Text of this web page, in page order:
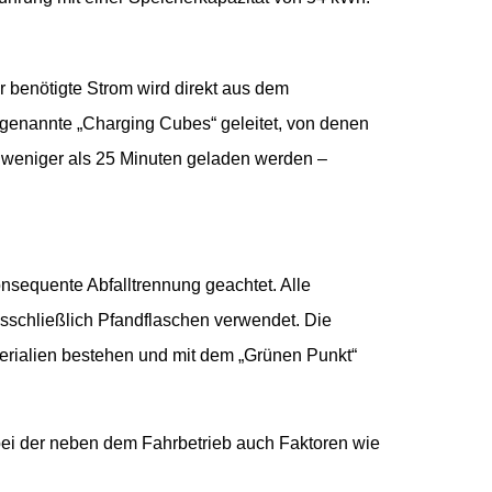
Strom wird direkt aus dem
„Charging Cubes“ geleitet, von denen
als 25 Minuten geladen werden –
Abfalltrennung geachtet. Alle
Pfandflaschen verwendet. Die
bestehen und mit dem „Grünen Punkt“
der neben dem Fahrbetrieb auch Faktoren wie